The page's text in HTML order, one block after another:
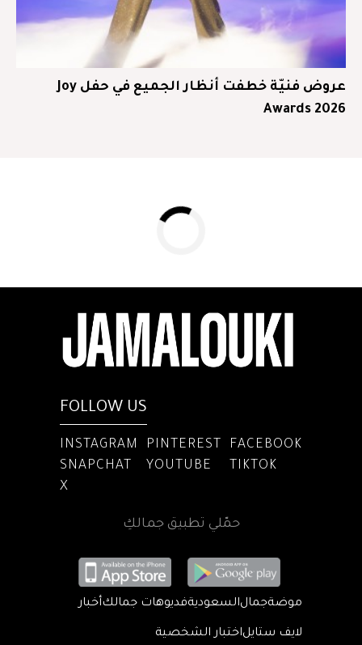
عروض فنيّة خطفت أنظار الجميع في حفل Joy
Awards 2026
FOLLOW US
INSTAGRAM PINTEREST
FACEBOOK
SNAPCHAT
YOUTUBE
TIKTOK
X
حمّلي تطبيق جمالكِ
موضةجمالالسعوديةفديوهات جمالكأخبار
لايف ستايلاختبار الشخصية